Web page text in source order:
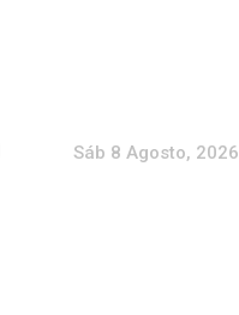
Sáb 8 Agosto, 2026